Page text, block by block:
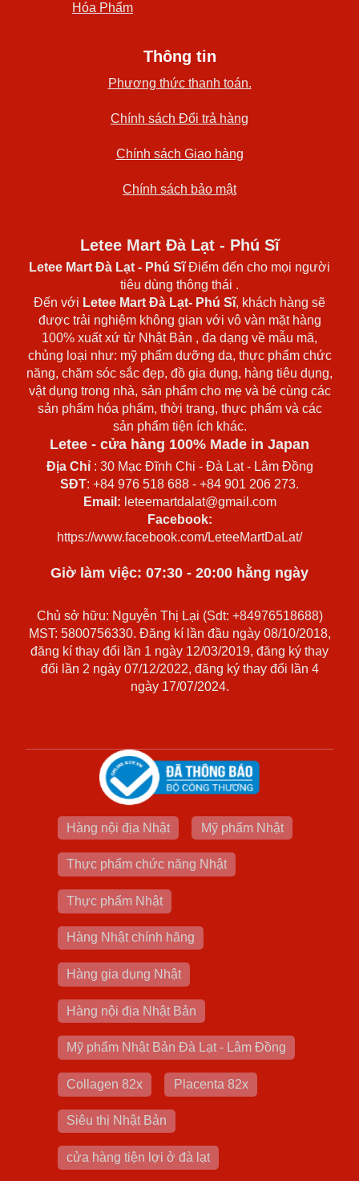
Hóa Phẩm
Thông tin
Phương thức thanh toán.
Chính sách Đổi trả hàng
Chính sách Giao hàng
Chính sách bảo mật
Letee Mart Đà Lạt - Phú Sĩ
Letee Mart Đà Lạt - Phú SĩĐiểm đến cho mọi người
tiêu dùng thông thái .
Đến với Letee Mart Đà Lạt- Phú Sĩ, khách hàng sẽ
được trải nghiệm không gian với vô vàn mặt hàng
100% xuất xứ từ Nhật Bản , đa dạng về mẫu mã,
chủng loại như: mỹ phẩm dưỡng da, thực phẩm chức
năng, chăm sóc sắc đẹp, đồ gia dụng, hàng tiêu dụng,
vật dụng trong nhà, sản phẩm cho mẹ và bé cùng các
sản phẩm hóa phẩm, thời trang, thực phẩm và các
sản phẩm tiện ích khác.
Letee - cửa hàng 100% Made in Japan
Địa Chỉ: 30 Mạc Đĩnh Chi - Đà Lạt - Lâm Đồng
SĐT: +84 976 518 688 - +84 901 206 273.
Email: leteemartdalat@gmail.com
Facebook:
https://www.facebook.com/LeteeMartDaLat/
Giờ làm việc: 07:30 - 20:00 hằng ngày
Chủ sở hữu: Nguyễn Thị Lại (Sdt: +84976518688)
MST: 5800756330. Đăng kí lần đầu ngày 08/10/2018,
đăng kí thay đổi lần 1 ngày 12/03/2019, đăng ký thay
đổi lần 2 ngày 07/12/2022, đăng ký thay đổi lần 4
ngày 17/07/2024.
Hàng nội địa Nhật Mỹ phẩm Nhật
Thực phẩm chức năng Nhật
Thực phẩm Nhật
Hàng Nhật chính hãng
Hàng gia dụng Nhật
Hàng nội địa Nhật Bản
Mỹ phẩm Nhật Bản Đà Lạt - Lâm Đồng
Collagen 82x Placenta 82x
Siêu thị Nhật Bản
cửa hàng tiện lợi ở đà lạt